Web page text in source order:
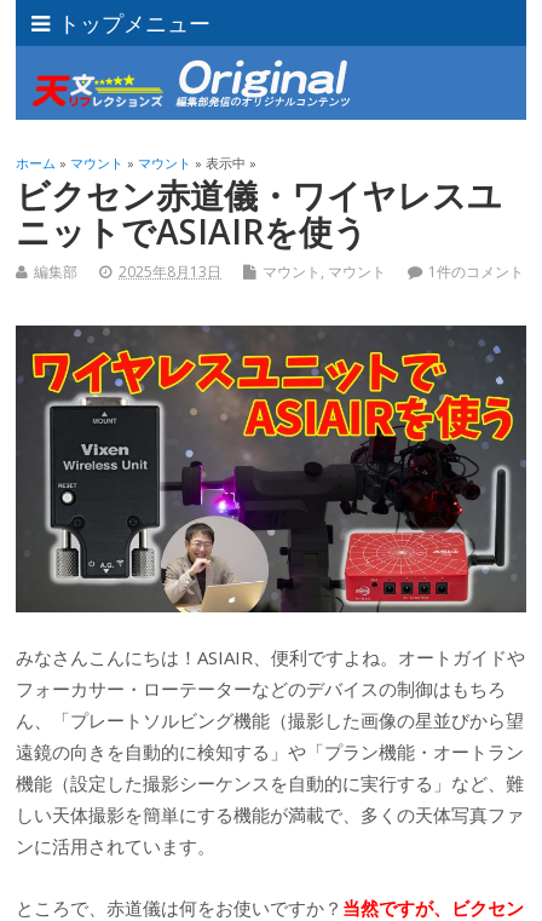
トップメニュー
ホーム »マウント »マウント » 表示中 »
ビクセン赤道儀・ワイヤレスユ
ニットでASIAIRを使う
編集部 2025年8月13日 マウント , マウント 1件のコメント
みなさんこんにちは！ASIAIR、便利ですよね。オートガイドや
フォーカサー・ローテーターなどのデバイスの制御はもちろ
ん、「プレートソルビング機能（撮影した画像の星並びから望
遠鏡の向きを自動的に検知する」や「プラン機能・オートラン
機能（設定した撮影シーケンスを自動的に実行する」など、難
しい天体撮影を簡単にする機能が満載で、多くの天体写真ファ
ンに活用されています。
ところで、赤道儀は何をお使いですか？ 当然ですが、ビクセン